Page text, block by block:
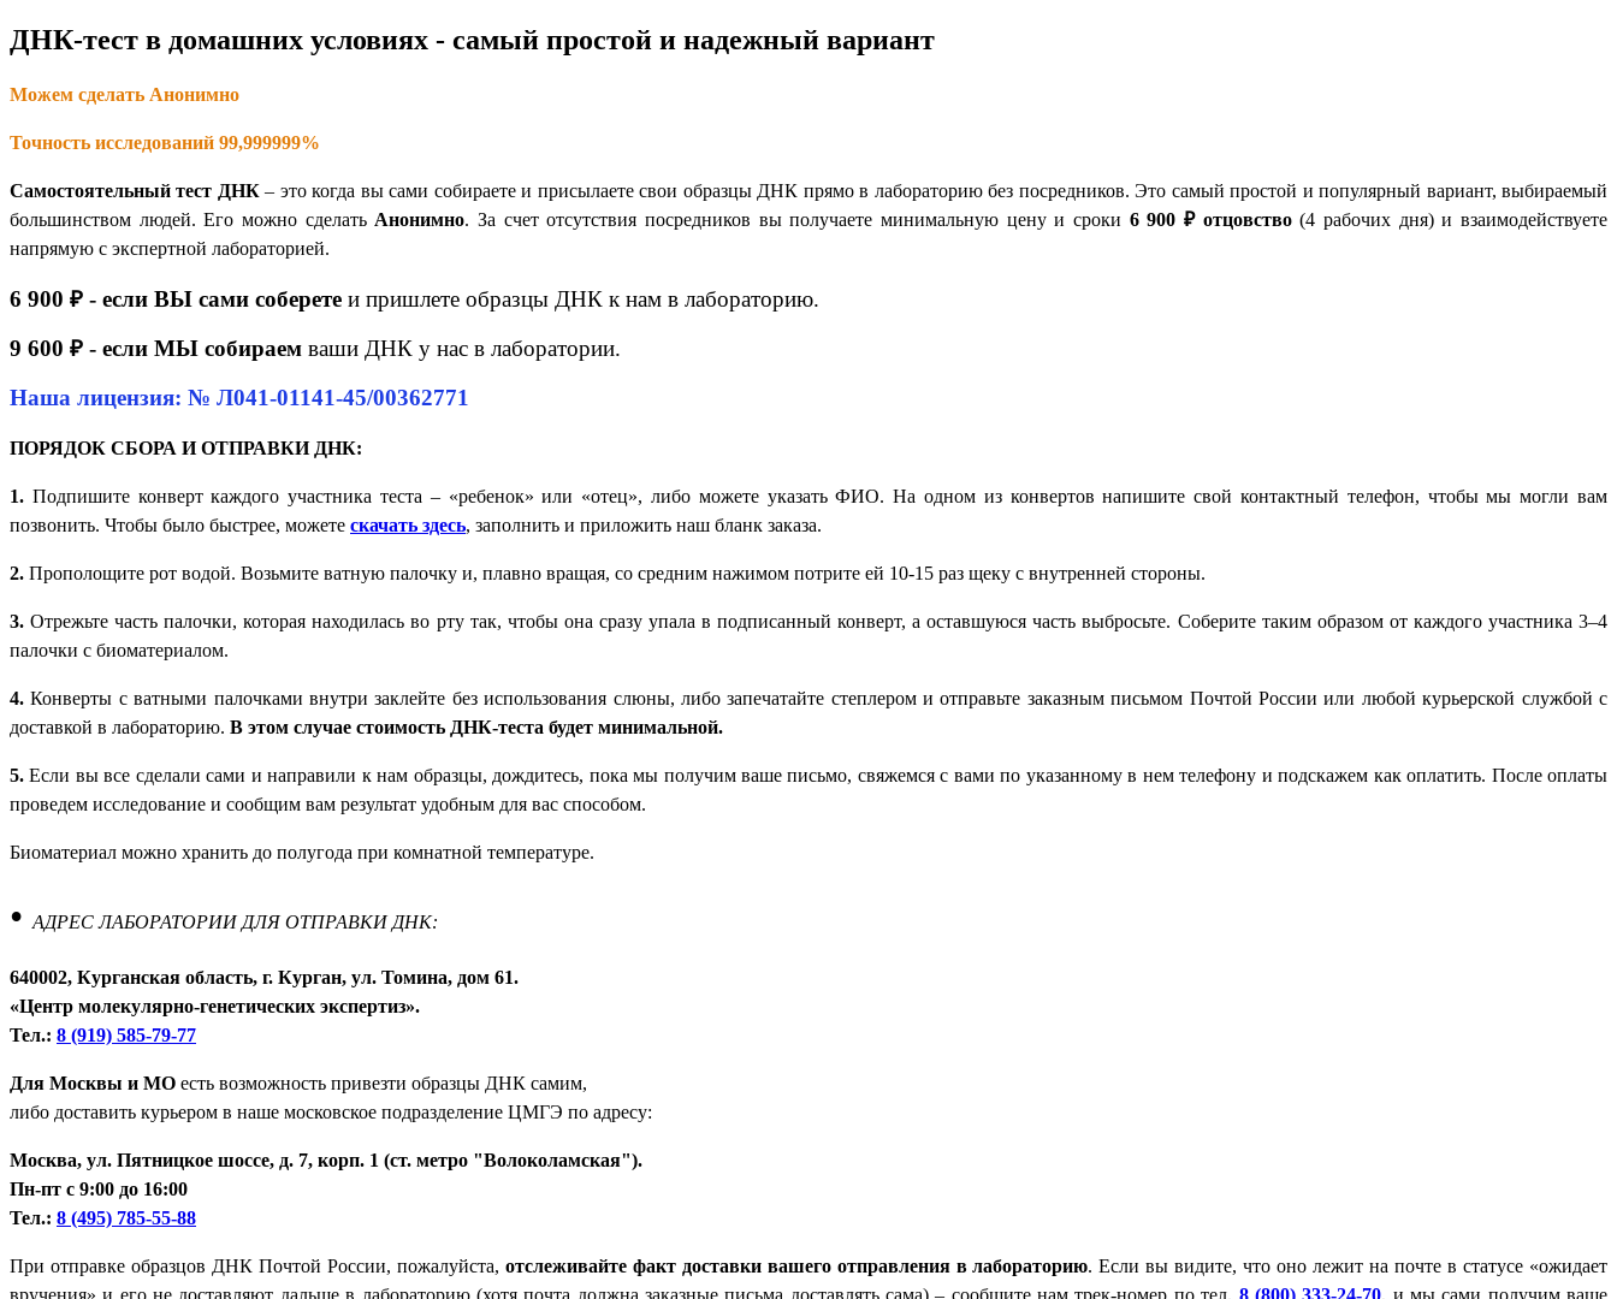
ДНК-тест в домашних условиях - самый простой и надежный вариант
Можем сделать Анонимно
Точность исследований 99,999999%
Самостоятельный тест ДНК– это когда вы сами собираете и присылаете свои образцы ДНК прямо в лабораторию без посредников. Это самый простой и популярный вариант, выбираемый
большинством людей. Его можно сделать Анонимно. За счет отсутствия посредников вы получаете минимальную цену и сроки 6 900 ₽ отцовство(4 рабочих дня) и взаимодействуете
напрямую с экспертной лабораторией.
6 900 ₽ - если ВЫ сами соберете и пришлете образцы ДНК к нам в лабораторию.
9 600 ₽ - если МЫ собираем ваши ДНК у нас в лаборатории.
Наша лицензия: № Л041-01141-45/00362771
ПОРЯДОК СБОРА И ОТПРАВКИ ДНК:
1. Подпишите конверт каждого участника теста – «ребенок» или «отец», либо можете указать ФИО. На одном из конвертов напишите свой контактный телефон, чтобы мы могли вам
позвонить. Чтобы было быстрее, можете скачать здесь, заполнить и приложить наш бланк заказа.
2. Прополощите рот водой. Возьмите ватную палочку и, плавно вращая, со средним нажимом потрите ей 10-15 раз щеку с внутренней стороны.
3. Отрежьте часть палочки, которая находилась во рту так, чтобы она сразу упала в подписанный конверт, а оставшуюся часть выбросьте. Соберите таким образом от каждого участника 3–4
палочки с биоматериалом.
4. Конверты с ватными палочками внутри заклейте без использования слюны, либо запечатайте степлером и отправьте заказным письмом Почтой России или любой курьерской службой с
доставкой в лабораторию. В этом случае стоимость ДНК-теста будет минимальной.
5. Если вы все сделали сами и направили к нам образцы, дождитесь, пока мы получим ваше письмо, свяжемся с вами по указанному в нем телефону и подскажем как оплатить. После оплаты
проведем исследование и сообщим вам результат удобным для вас способом.
Биоматериал можно хранить до полугода при комнатной температуре.
• АДРЕС ЛАБОРАТОРИИ ДЛЯ ОТПРАВКИ ДНК:
640002, Курганская область, г. Курган, ул. Томина, дом 61.
«Центр молекулярно-генетических экспертиз».
Тел.: 8 (919) 585-79-77
Для Москвы и МО есть возможность привезти образцы ДНК самим,
либо доставить курьером в наше московское подразделение ЦМГЭ по адресу:
Москва, ул. Пятницкое шоссе, д. 7, корп. 1 (ст. метро "Волоколамская").
Пн-пт с 9:00 до 16:00
Тел.: 8 (495) 785-55-88
При отправке образцов ДНК Почтой России, пожалуйста, отслеживайте факт доставки вашего отправления в лабораторию. Если вы видите, что оно лежит на почте в статусе «ожидает
вручения» и его не доставляют дальше в лабораторию (хотя почта должна заказные письма доставлять сама) – сообщите нам трек-номер по тел. 8 (800) 333-24-70, и мы сами получим ваше